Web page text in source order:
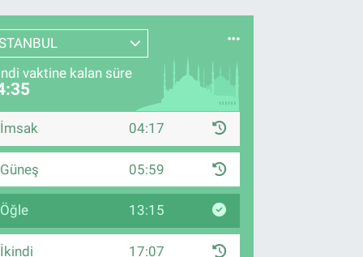
vaktine kalan süre
İmsak 04:17
Güneş 05:59
Öğle 13:15
İkindi 17:07